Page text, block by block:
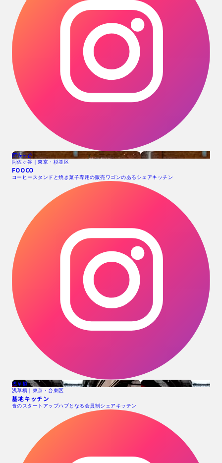
阿佐ヶ谷
阿佐ヶ谷｜東京・杉並区
FOOCO
コーヒースタンドと焼き菓子専用の販売ワゴンのあるシェアキッチン
浅草橋
浅草橋｜東京・台東区
基地キッチン
食のスタートアップハブとなる会員制シェアキッチン